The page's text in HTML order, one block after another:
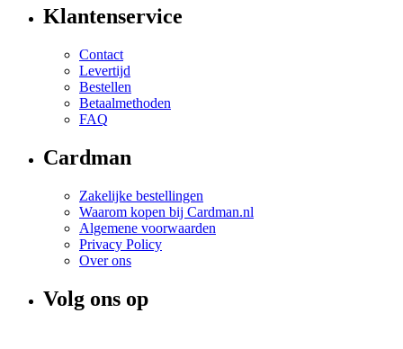
Klantenservice
Contact
Levertijd
Bestellen
Betaalmethoden
FAQ
Cardman
Zakelijke bestellingen
Waarom kopen bij Cardman.nl
Algemene voorwaarden
Privacy Policy
Over ons
Volg ons op